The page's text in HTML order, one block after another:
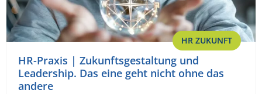
HR ZUKUNFT
HR-Praxis | Zukunftsgestaltung und
Leadership. Das eine geht nicht ohne das
andere